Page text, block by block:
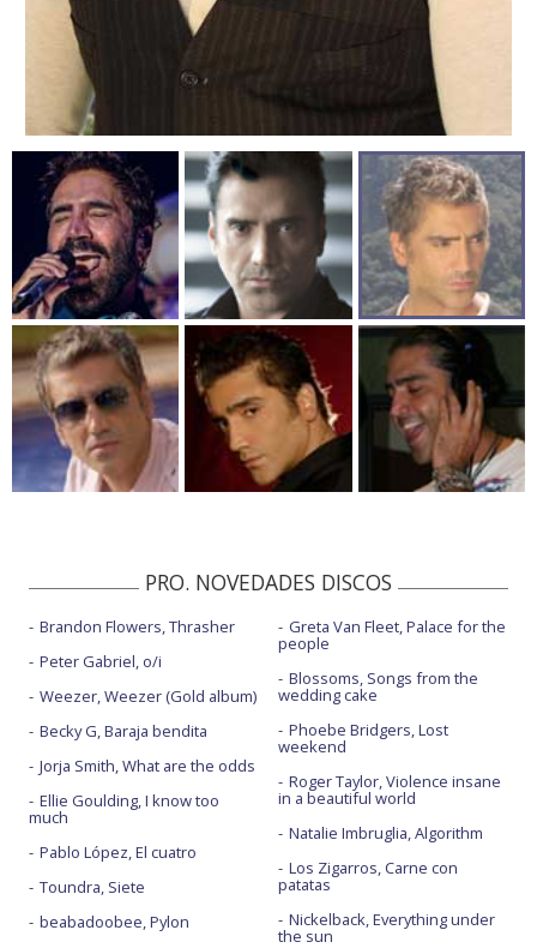
PRO. NOVEDADES DISCOS
Brandon Flowers, Thrasher
Peter Gabriel, o/i
Weezer, Weezer (Gold album)
Becky G, Baraja bendita
Jorja Smith, What are the odds
Ellie Goulding, I know too
much
Pablo López, El cuatro
Toundra, Siete
beabadoobee, Pylon
Greta Van Fleet, Palace for the
people
Blossoms, Songs from the
wedding cake
Phoebe Bridgers, Lost
weekend
Roger Taylor, Violence insane
in a beautiful world
Natalie Imbruglia, Algorithm
Los Zigarros, Carne con
patatas
Nickelback, Everything under
the sun